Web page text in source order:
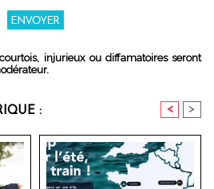
injurieux ou diffamatoires seront
: < >